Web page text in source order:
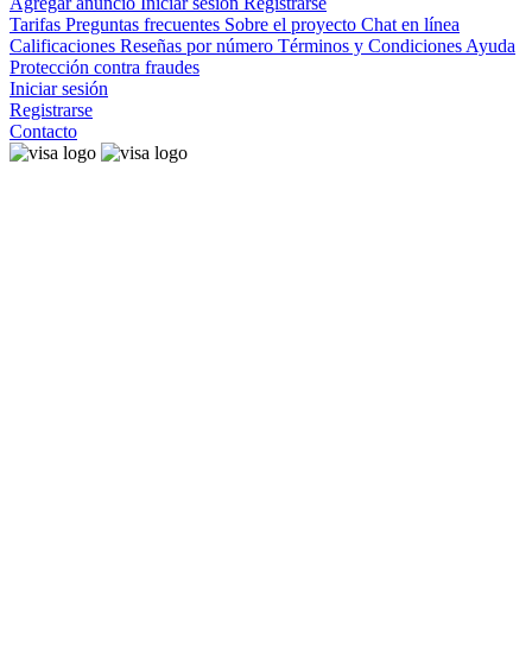
Tarifas Preguntas frecuentes Sobre el proyecto Chat en línea
Calificaciones Reseñas por número Términos y Condiciones Ayuda
Protección contra fraudes
Iniciar sesión
Registrarse
Contacto